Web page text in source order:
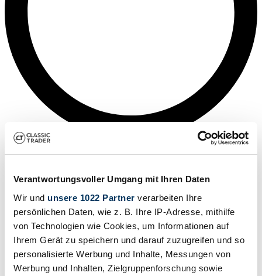
Verantwortungsvoller Umgang mit Ihren Daten
Wir und unsere 1022 Partner verarbeiten Ihre
persönlichen Daten, wie z. B. Ihre IP-Adresse, mithilfe
von Technologien wie Cookies, um Informationen auf
Ihrem Gerät zu speichern und darauf zuzugreifen und so
personalisierte Werbung und Inhalte, Messungen von
Werbung und Inhalten, Zielgruppenforschung sowie
Médiane